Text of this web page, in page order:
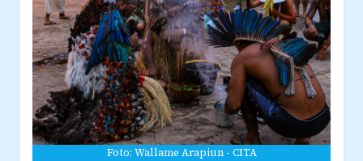
Foto: Wallame Arapiun - CITA